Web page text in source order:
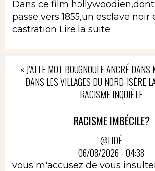
Dans ce film
passe vers 1855,un esclave noir
castration Lire la suite
« J’AI LE MOT BOUGNOULE ANCRÉ
DANS LES VILLAGES DU NORD-ISÈRE
RACISME INQUIÈTE
RACISME IMBÉCILE?
@LIDÉ
06/08/2026 - 04:38
vous m'accusez de vous